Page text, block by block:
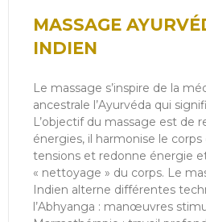
MASSAGE
INDIEN
Le massage s’inspire de la
ancestrale l’Ayurvéda qui
L’objectif du massage est de
énergies, il harmonise le corps
tensions et redonne énergie
« nettoyage » du corps. Le
Indien alterne différentes
l’Abhyanga : manœuvres